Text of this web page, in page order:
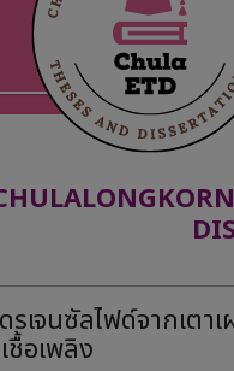
รเจนซัลไฟด์จากเตา
อเพลิง